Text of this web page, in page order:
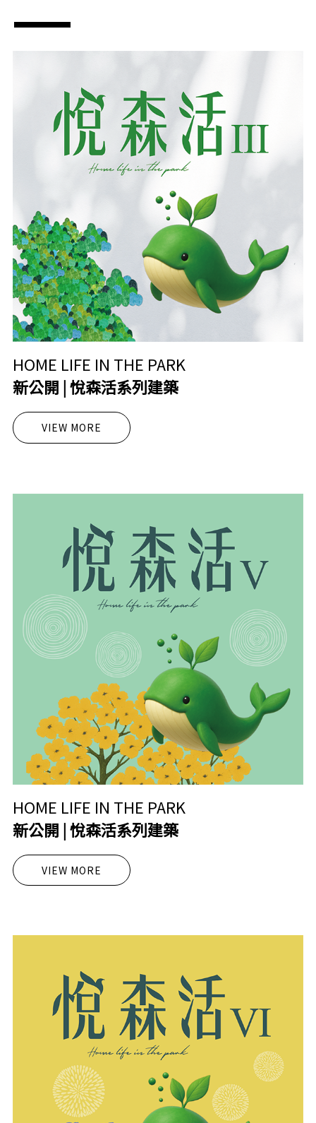
HOME LIFE IN THE PARK
新公開 | 悅森活系列建築
VIEW MORE
HOME LIFE IN THE PARK
新公開 | 悅森活系列建築
VIEW MORE